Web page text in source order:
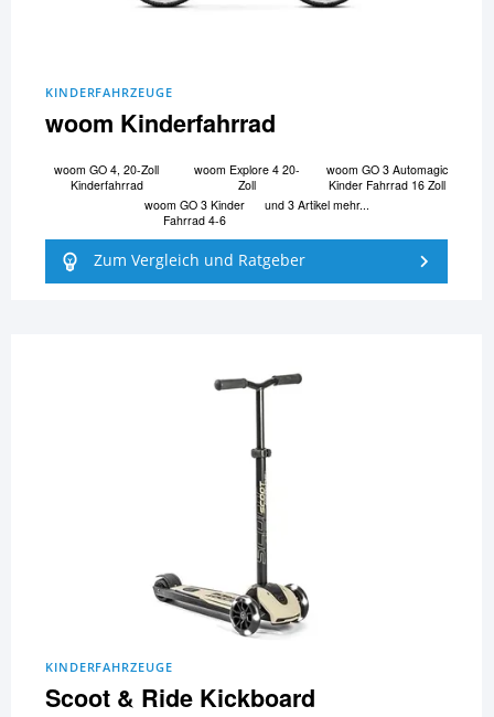
KINDERFAHRZEUGE
woom Kinderfahrrad
woom GO 4, 20-Zoll
Kinderfahrrad
woom Explore 4 20-
Zoll
woom GO 3 Automagic
Kinder Fahrrad 16 Zoll
woom GO 3 Kinder
Fahrrad 4-6
und 3 Artikel mehr...
Zum Vergleich und Ratgeber
KINDERFAHRZEUGE
Scoot & Ride Kickboard